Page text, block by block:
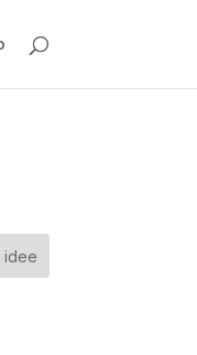
idee